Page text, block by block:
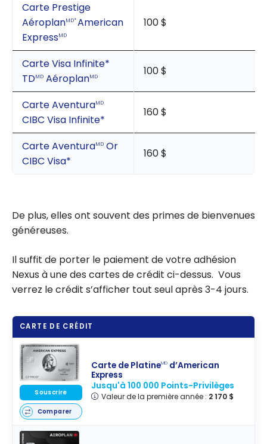
Carte Prestige
AéroplanMD*American
ExpressMD
100 $
Carte Visa Infinite*
TDMD AéroplanMD 100 $
Carte AventuraMD
CIBC Visa Infinite*
160 $
Carte AventuraMD Or
CIBC Visa*
160 $
De plus, elles ont souvent des primes de bienvenues
généreuses.
Il suffit de porter le paiement de votre adhésion
Nexus à une des cartes de crédit ci-dessus. Vous
verrez le crédit s’afficher tout seul après 3-4 jours.
CARTE DE CRÉDIT
Carte de PlatineMD d’American
Express
Jusqu'à 100 000 Points-Privilèges
Valeur de la première année : 2 170 $
Souscrire
Comparer